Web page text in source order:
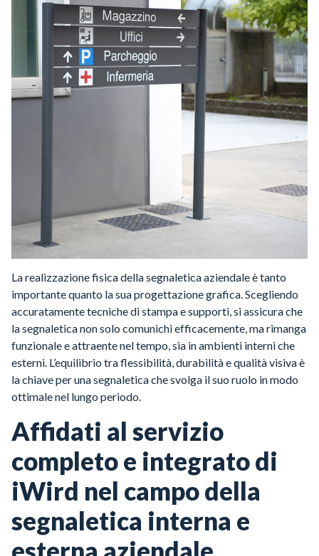
La realizzazione fisica della segnaletica aziendale è tanto
importante quanto la sua progettazione grafica. Scegliendo
accuratamente tecniche di stampa e supporti, si assicura che
la segnaletica non solo comunichi efficacemente, ma rimanga
funzionale e attraente nel tempo, sia in ambienti interni che
esterni. L’equilibrio tra flessibilità, durabilità e qualità visiva è
la chiave per una segnaletica che svolga il suo ruolo in modo
ottimale nel lungo periodo.
Affidati al servizio
completo e integrato di
iWird nel campo della
segnaletica interna e